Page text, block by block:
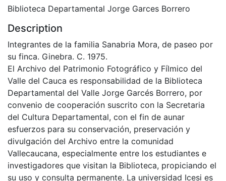
Biblioteca Departamental Jorge Garces Borrero
Description
Integrantes de la familia Sanabria Mora, de paseo por
su finca. Ginebra. C. 1975.
El Archivo del Patrimonio Fotográfico y Fílmico del
Valle del Cauca es responsabilidad de la Biblioteca
Departamental del Valle Jorge Garcés Borrero, por
convenio de cooperación suscrito con la Secretaria
del Cultura Departamental, con el fin de aunar
esfuerzos para su conservación, preservación y
divulgación del Archivo entre la comunidad
Vallecaucana, especialmente entre los estudiantes e
investigadores que visitan la Biblioteca, propiciando el
su uso y consulta permanente. La universidad Icesi es